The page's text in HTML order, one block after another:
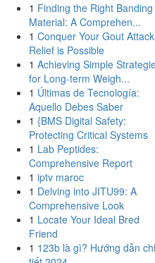
1 Finding the Right Banding
Material: A Comprehen...
1 Conquer Your Gout
Relief is Possible
1 Achieving Simple
for Long-term Weigh...
1 Últimas de Tecnología:
Aquello Debes Saber
1 {BMS Digital Safety:
Protecting Critical Systems
1 Lab Peptides:
Comprehensive Report
1 iptv maroc
1 Delving into JITU99: A
Comprehensive Look
1 Locate Your Ideal Bred
Friend
1 123b là gì? Hướng dẫn chi